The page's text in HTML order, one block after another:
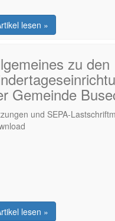
lesen »
zu den
Gemeinde
und SEPA-
lesen »